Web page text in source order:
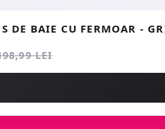
DE BAIE CU FERMOAR -
LEI